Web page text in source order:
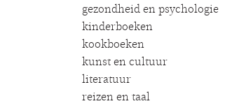
gezondheid en psychologie
kinderboeken
kookboeken
kunst en cultuur
literatuur
reizen en taal